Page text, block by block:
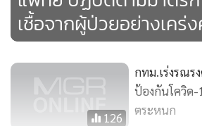
เชื้อจากผู้ป่วยอย่างเคร่
126
กทม.เร่งรณร
ป้องกันโควิด-
ตระหนก